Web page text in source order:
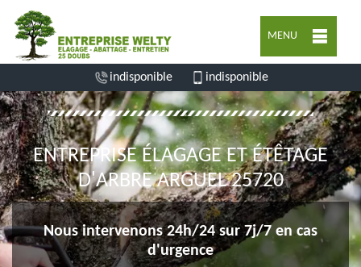
MENU
indisponible indisponible
ENTREPRISE ÉLAGAGE ET ÉTÊTAGE
D'ARBRE ARGUEL 25720
Nous intervenons 24h/24 sur 7j/7 en cas
d'urgence